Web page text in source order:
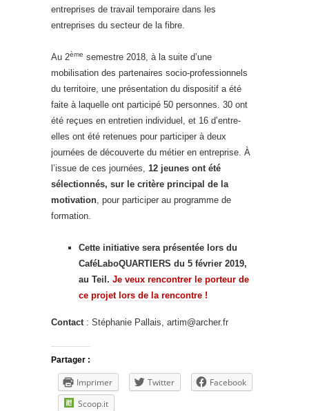
entreprises de travail temporaire dans les
entreprises du secteur de la fibre.
Au 2ème semestre 2018, à la suite d’une
mobilisation des partenaires socio-professionnels
du territoire, une présentation du dispositif a été
faite à laquelle ont participé 50 personnes. 30 ont
été reçues en entretien individuel, et 16 d’entre-
elles ont été retenues pour participer à deux
journées de découverte du métier en entreprise. À
l’issue de ces journées, 12 jeunes ont été
sélectionnés, sur le critère principal de la
motivation, pour participer au programme de
formation.
Cette initiative sera présentée lors du
CaféLaboQUARTIERS du 5 février 2019,
au Teil. Je veux rencontrer le porteur de
ce projet lors de la rencontre !
Contact: Stéphanie Pallais, artim@archer.fr
Partager :
Imprimer Twitter
Facebook
Scoop.it